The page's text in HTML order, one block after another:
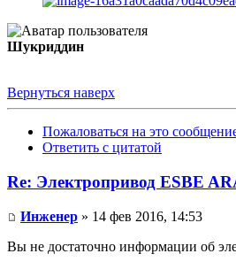
Шукриддин
Вернуться наверх
Пожаловаться на это
Ответить с цитатой
Re: Электропривод ESBE
Инженер » 14 фев 2016, 14:53
Вы не достаточно информации об